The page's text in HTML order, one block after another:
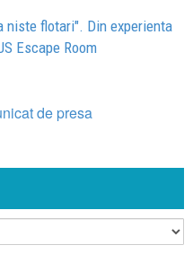
niste flotari". Din experienta
Escape Room
de presa